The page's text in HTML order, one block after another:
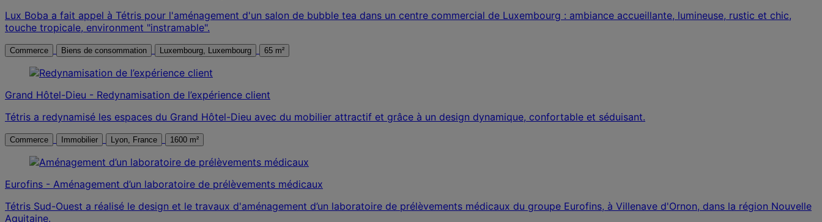
Lux Boba a fait appel à Tétris pour l'aménagement d'un salon de bubble tea dans un centre commercial de Luxembourg : ambiance accueillante, lumineuse, rustic et chic,
touche tropicale, environment "instramable".
Commerce Biens de consommation Luxembourg, Luxembourg 65 m²
Grand Hôtel-Dieu - Redynamisation de l’expérience client
Tétris a redynamisé les espaces du Grand Hôtel-Dieu avec du mobilier attractif et grâce à un design dynamique, confortable et séduisant.
Commerce Immobilier Lyon, France 1600 m²
Eurofins - Aménagement d’un laboratoire de prélèvements médicaux
Tétris Sud-Ouest a réalisé le design et le travaux d'aménagement d’un laboratoire de prélèvements médicaux du groupe Eurofins, à Villenave d'Ornon, dans la région Nouvelle
Aquitaine.